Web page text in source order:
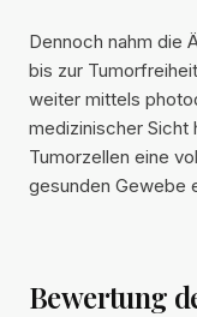
Dennoch nahm die
bis zur
weiter mittels
medizinischer
Tumorzellen eine
gesunden Gewebe
Bewertung